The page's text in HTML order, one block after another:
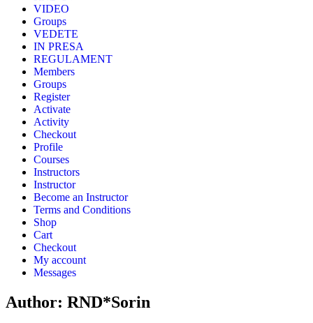
VIDEO
Groups
VEDETE
IN PRESA
REGULAMENT
Members
Groups
Register
Activate
Activity
Checkout
Profile
Courses
Instructors
Instructor
Become an Instructor
Terms and Conditions
Shop
Cart
Checkout
My account
Messages
Author: RND*Sorin